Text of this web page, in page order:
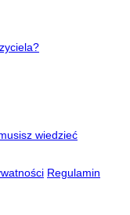
wiedzieć
Regulamin